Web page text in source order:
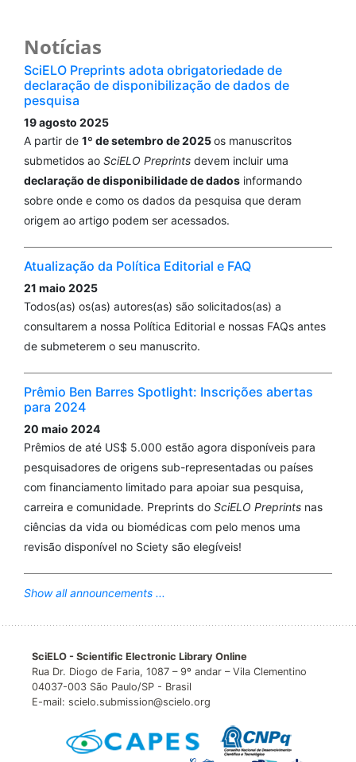
Notícias
SciELO Preprints adota obrigatoriedade de
declaração de disponibilização de dados de
pesquisa
19 agosto 2025
A partir de 1º de setembro de 2025os manuscritos
submetidos ao SciELO Preprints devem incluir uma
declaração de disponibilidade de dados informando
sobre onde e como os dados da pesquisa que deram
origem ao artigo podem ser acessados.
Atualização da Política Editorial e FAQ
21 maio 2025
Todos(as) os(as) autores(as) são solicitados(as) a
consultarem a nossa Política Editorial e nossas FAQs antes
de submeterem o seu manuscrito.
Prêmio Ben Barres Spotlight: Inscrições abertas
para 2024
20 maio 2024
Prêmios de até US$ 5.000 estão agora disponíveis para
pesquisadores de origens sub-representadas ou países
com financiamento limitado para apoiar sua pesquisa,
carreira e comunidade. Preprints do SciELO Preprints nas
ciências da vida ou biomédicas com pelo menos uma
revisão disponível no Sciety são elegíveis!
Show all announcements ...
SciELO - Scientific Electronic Library Online
Rua Dr. Diogo de Faria, 1087 – 9º andar – Vila Clementino
04037-003 São Paulo/SP - Brasil
E-mail: scielo.submission@scielo.org